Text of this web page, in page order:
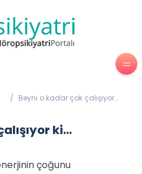
/ Beyni o kadar çok çalışıyor
ki...
çoğunu